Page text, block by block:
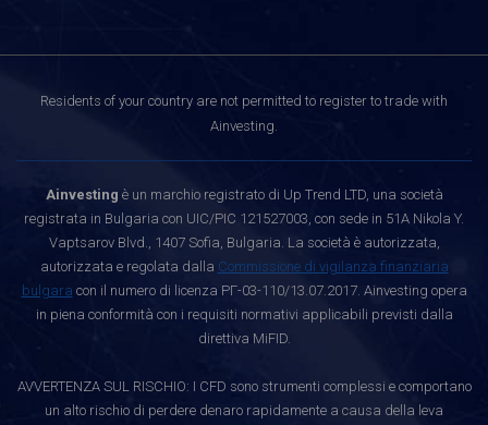
Residents of your country are not permitted to register to trade with
Ainvesting.
Ainvesting è un marchio registrato di Up Trend LTD, una società
registrata in Bulgaria con UIC/PIC 121527003, con sede in 51A Nikola Y.
Vaptsarov Blvd., 1407 Sofia, Bulgaria. La società è autorizzata,
autorizzata e regolata dalla Commissione di vigilanza finanziaria
bulgara con il numero di licenza РГ-03-110/13.07.2017. Ainvesting opera
in piena conformità con i requisiti normativi applicabili previsti dalla
direttiva MiFID.
AVVERTENZA SUL RISCHIO: I CFD sono strumenti complessi e comportano
un alto rischio di perdere denaro rapidamente a causa della leva